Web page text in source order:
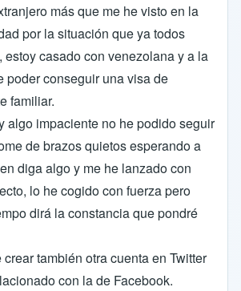
más que me he visto en la
por la situación que ya todos
estoy casado con venezolana y a la
poder conseguir una visa de
familiar.
algo impaciente no he podido seguir
de brazos quietos esperando a
diga algo y me he lanzado con
lo he cogido con fuerza pero
dirá la constancia que pondré
también otra cuenta en Twitter
con la de Facebook.